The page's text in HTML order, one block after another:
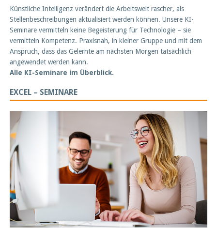
Künstliche Intelligenz verändert die Arbeitswelt rascher, als
Stellenbeschreibungen aktualisiert werden können. Unsere KI-
Seminare vermitteln keine Begeisterung für Technologie – sie
vermitteln Kompetenz. Praxisnah, in kleiner Gruppe und mit dem
Anspruch, dass das Gelernte am nächsten Morgen tatsächlich
angewendet werden kann.
Alle KI-Seminare im Überblick.
EXCEL – SEMINARE